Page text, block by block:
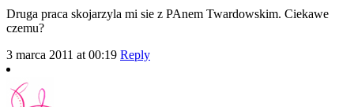
Druga praca skojarzyla mi sie z PAnem Twardowskim. Ciekawe
czemu?
3 marca 2011 at 00:19 Reply